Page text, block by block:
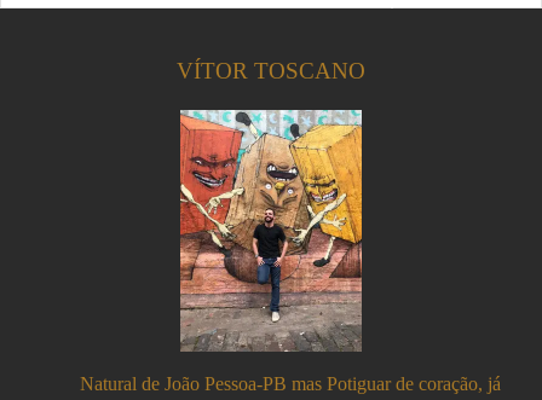
VÍTOR TOSCANO
Natural de João Pessoa-PB mas Potiguar de coração, já